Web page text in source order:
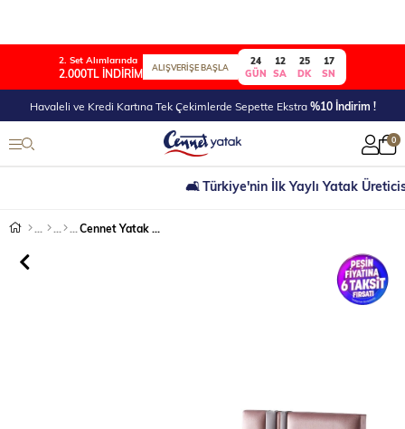
2. Set Alımlarında
2.000TL İNDİRİM ALIŞVERİŞE BAŞLA
24
GÜN
12
SA
25
DK
17
SN
Havaleli ve Kredi Kartına Tek Çekimlerde Sepette Ekstra%10 İndirim !
0
🛋 Türkiye'nin İlk Yaylı Yatak Üreticisi
Cennet Yatak Pink Geniş Depolama Alanlı Sandıklı Baza ve Kapitoneli Pudra Renk Başlık Seti